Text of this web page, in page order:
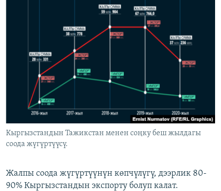
Кыргызстандын Тажикстан менен соңку беш жылдагы
соода жүгүртүүсү.
Жалпы соода жүгүртүүнүн көпчүлүгү, дээрлик 80-
90% Кыргызстандын экспорту болуп калат.